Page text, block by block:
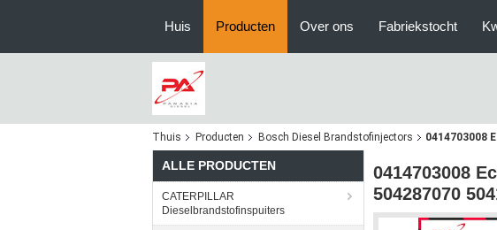
Huis Producten Over ons Fabriekstocht
Thuis Producten Bosch Diesel Brandstofinjectors 0414703008
ALLE PRODUCTEN
CATERPILLAR
Dieselbrandstofinspuiters
0414703008
504287070